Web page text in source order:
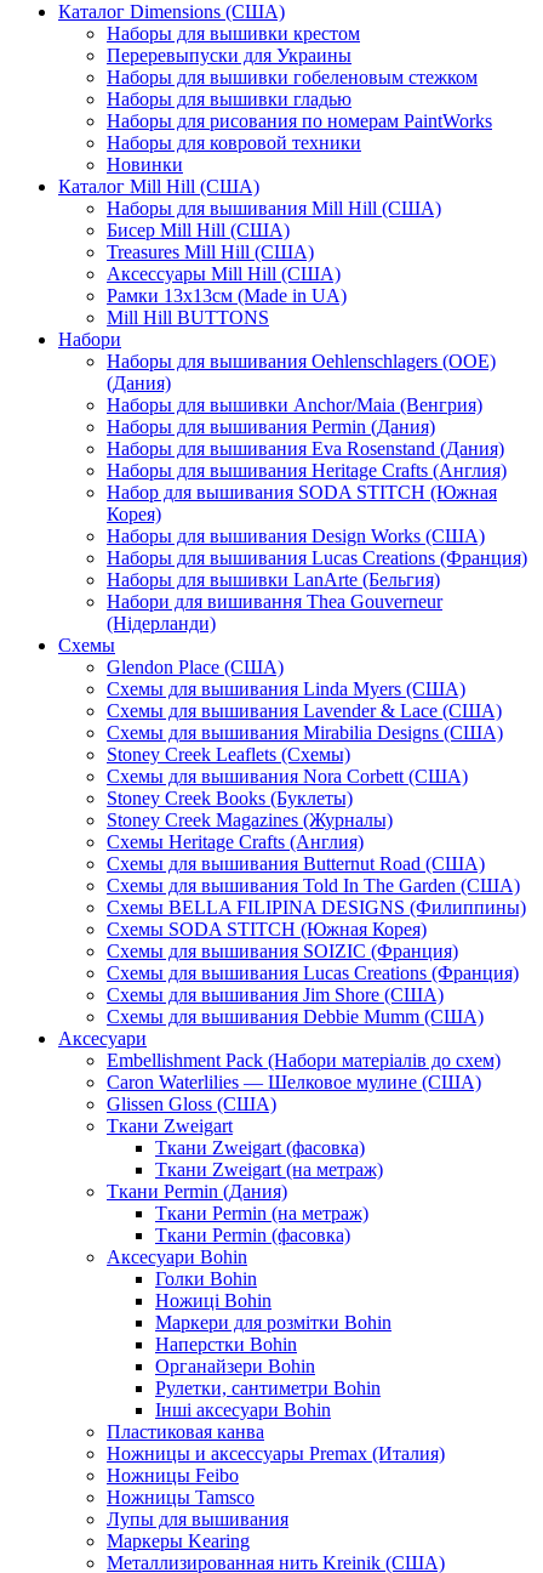
Каталог Dimensions (США)
Наборы для вышивки крестом
Переревыпуски для Украины
Наборы для вышивки гобеленовым стежком
Наборы для вышивки гладью
Наборы для рисования по номерам PaintWorks
Наборы для ковровой техники
Новинки
Каталог Mill Hill (США)
Наборы для вышивания Mill Hill (США)
Бисер Mill Hill (США)
Treasures Mill Hill (США)
Аксессуары Mill Hill (США)
Рамки 13х13см (Made in UA)
Mill Hill BUTTONS
Набори
Наборы для вышивания Oehlenschlagers (OOE)
(Дания)
Наборы для вышивки Anchor/Maia (Венгрия)
Наборы для вышивания Permin (Дания)
Наборы для вышивания Eva Rosenstand (Дания)
Наборы для вышивания Heritage Crafts (Англия)
Набор для вышивания SODA STITCH (Южная
Корея)
Наборы для вышивания Design Works (США)
Наборы для вышивания Lucas Creations (Франция)
Наборы для вышивки LanArte (Бельгия)
Набори для вишивання Thea Gouverneur
(Нідерланди)
Схемы
Glendon Place (США)
Схемы для вышивания Linda Myers (США)
Схемы для вышивания Lavender & Lace (США)
Схемы для вышивания Mirabilia Designs (США)
Stoney Creek Leaflets (Схемы)
Схемы для вышивания Nora Corbett (США)
Stoney Creek Books (Буклеты)
Stoney Creek Magazines (Журналы)
Схемы Heritage Crafts (Англия)
Схемы для вышивания Butternut Road (США)
Схемы для вышивания Told In The Garden (США)
Схемы BELLA FILIPINA DESIGNS (Филиппины)
Схемы SODA STITCH (Южная Корея)
Схемы для вышивания SOIZIC (Франция)
Схемы для вышивания Lucas Creations (Франция)
Схемы для вышивания Jim Shore (США)
Схемы для вышивания Debbie Mumm (США)
Аксесуари
Embellishment Pack (Набори матеріалів до схем)
Caron Waterlilies — Шелковое мулине (США)
Glissen Gloss (США)
Ткани Zweigart
Ткани Zweigart (фасовка)
Ткани Zweigart (на метраж)
Ткани Permin (Дания)
Ткани Permin (на метраж)
Ткани Permin (фасовка)
Аксесуари Bohin
Голки Bohin
Ножиці Bohin
Маркери для розмітки Bohin
Наперстки Bohin
Органайзери Bohin
Рулетки, сантиметри Bohin
Інші аксесуари Bohin
Пластиковая канва
Ножницы и аксессуары Premax (Италия)
Ножницы Feibo
Ножницы Tamsco
Лупы для вышивания
Маркеры Kearing
Металлизированная нить Kreinik (США)